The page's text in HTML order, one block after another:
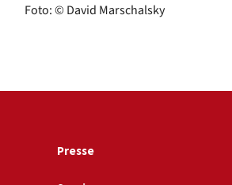
Foto: © David Marschalsky
Presse